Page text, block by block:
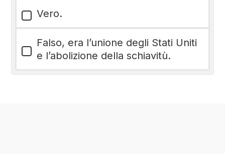
Vero.
Falso, era l’unione degli Stati Uniti
e l’abolizione della schiavitù.